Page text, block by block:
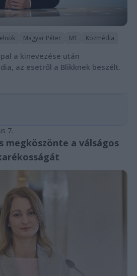
Magyar Péter M1 Közmédia
a kinevezése után
az esetről a Blikknek beszélt.
7.
megköszönte a válságos